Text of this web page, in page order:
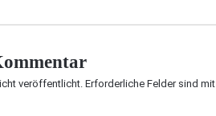
veröffentlicht. Erforderliche Felder sind mit